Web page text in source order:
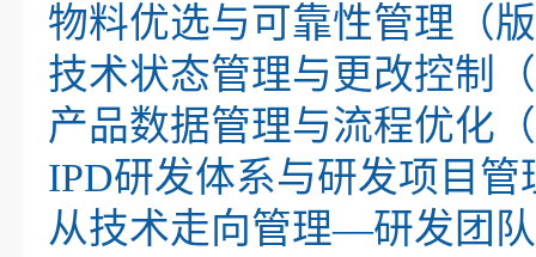
物料优选与可靠性管理（
技术状态管理与更改控制
产品数据管理与流程优化
IPD研发体系与研发项目管
从技术走向管理—研发团